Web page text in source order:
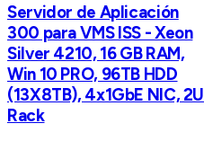
Servidor de Aplicación
300 para VMS ISS - Xeon
Silver 4210, 16 GB RAM,
Win 10 PRO, 96TB HDD
(13X8TB), 4x1GbE NIC, 2U
Rack